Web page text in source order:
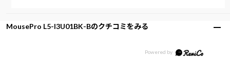
MousePro L5-I3U01BK-Bのクチコミをみる